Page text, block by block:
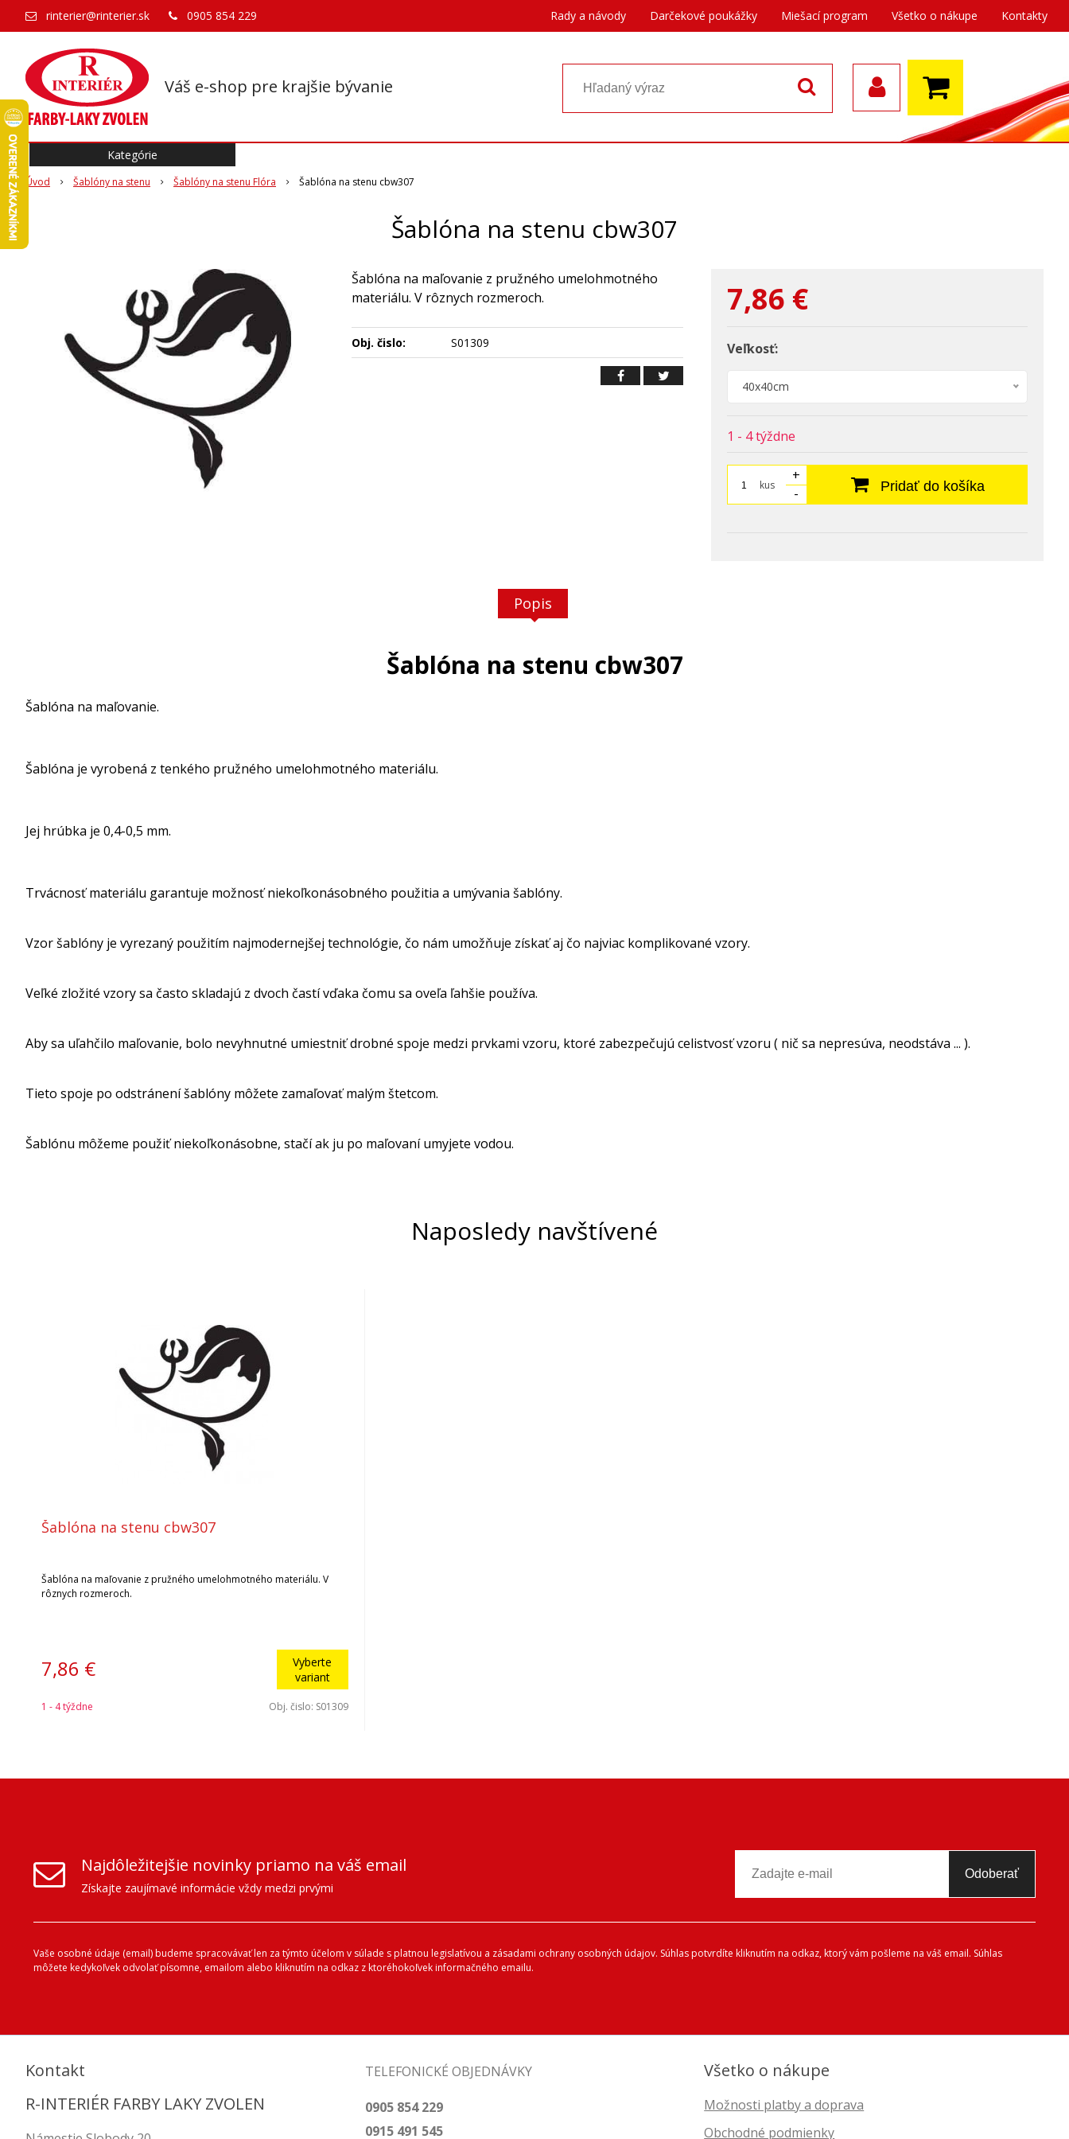
Váš e-shop pre krajšie bývanie
rinterier@rinterier.sk 0905 854 229 Rady a návody Darčekové poukážky Miešací program Všetko o nákupe Kontakty
Úvod Šablóny na stenu Šablóny na stenu Flóra Šablóna na stenu cbw307
Šablóna na stenu cbw307
7,86 €
Veľkosť:
40x40cm
1 - 4 týždne
kus
+
-
Pridať do košíka
Šablóna na maľovanie z pružného umelohmotného
materiálu. V rôznych rozmeroch.
Obj. čislo: S01309
Popis
Šablóna na stenu cbw307
Šablóna na maľovanie.
Šablóna je vyrobená z tenkého pružného umelohmotného materiálu.
Jej hrúbka je 0,4-0,5 mm.
Trvácnosť materiálu garantuje možnosť niekoľkonásobného použitia a umývania šablóny.
Vzor šablóny je vyrezaný použitím najmodernejšej technológie, čo nám umožňuje získať aj čo najviac komplikované vzory.
Veľké zložité vzory sa často skladajú z dvoch častí vďaka čomu sa oveľa ľahšie používa.
Aby sa uľahčilo maľovanie, bolo nevyhnutné umiestniť drobné spoje medzi prvkami vzoru, ktoré zabezpečujú celistvosť vzoru ( nič sa nepresúva, neodstáva ... ).
Tieto spoje po odstránení šablóny môžete zamaľovať malým štetcom.
Šablónu môžeme použiť niekoľkonásobne, stačí ak ju po maľovaní umyjete vodou.
Naposledy navštívené
Šablóna na stenu cbw307
Šablóna na maľovanie z pružného umelohmotného materiálu. V
rôznych rozmeroch.
7,86 €
Vyberte
variant
1 - 4 týždne Obj. čislo: S01309
Kategórie
Najdôležitejšie novinky priamo na váš email
Získajte zaujímavé informácie vždy medzi prvými
Odoberať
Vaše osobné údaje (email) budeme spracovávať len za týmto účelom v súlade s platnou legislatívou a zásadami ochrany osobných údajov. Súhlas potvrdíte kliknutím na odkaz, ktorý vám pošleme na váš email. Súhlas
môžete kedykoľvek odvolať písomne, emailom alebo kliknutím na odkaz z ktoréhokoľvek informačného emailu.
Kontakt
R-INTERIÉR FARBY LAKY ZVOLEN
TELEFONICKÉ OBJEDNÁVKY
0905 854 229
0915 491 545
Všetko o nákupe
Možnosti platby a doprava
Obchodné podmienky